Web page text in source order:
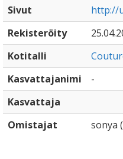
Sivut
http://
Rekisteröity
Kotitalli
Kasvattajanimi
-
Kasvattaja
Omistajat
sonya (